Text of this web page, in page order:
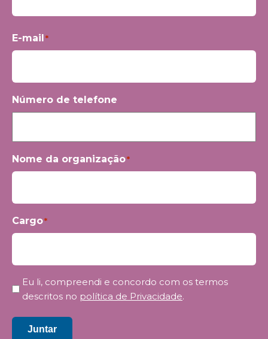
E-mail*
Número de telefone
Nome da organização*
Cargo*
Privacidade *
Eu li, compreendi e concordo com os termos
descritos no política de Privacidade.
Juntar